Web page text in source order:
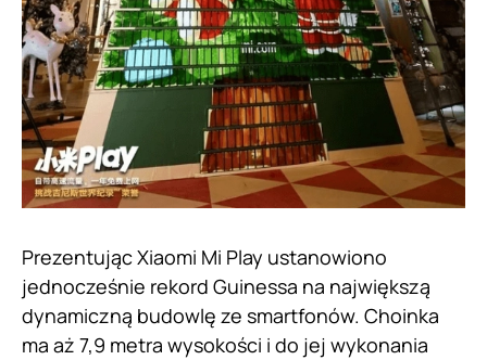
Prezentując Xiaomi Mi Play ustanowiono
jednocześnie rekord Guinessa na największą
dynamiczną budowlę ze smartfonów. Choinka
ma aż 7,9 metra wysokości i do jej wykonania